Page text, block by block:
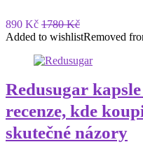
890 Kč 1780 Kč
Added to wishlistRemoved
Redusugar
recenze, kde
skutečné názory